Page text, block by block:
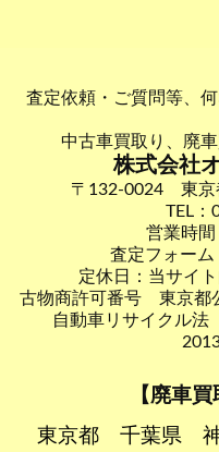
査定依頼・ご質問等、
中古車買取り、廃
株式会社
〒132-0024 東京
TEL：
営業時
査定フォーム
定休日：当サイ
古物商許可番号 東京都
自動車リサイクル
【廃車
東京都
千葉県